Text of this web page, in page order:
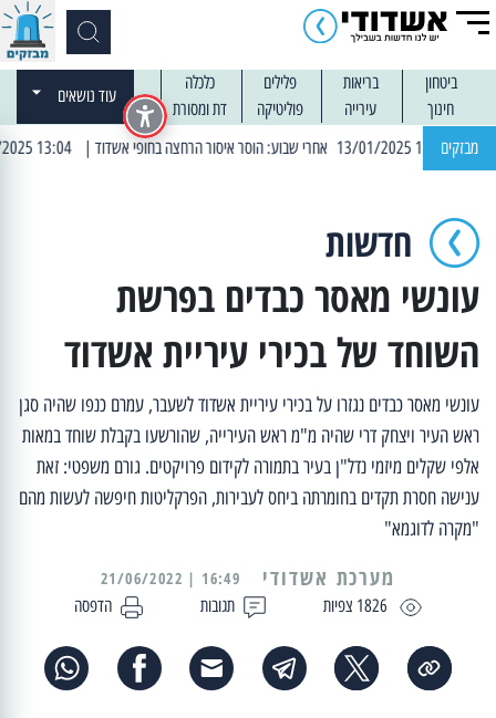
ביטחון בריאות פלילים
כלכלה
חינוך
עירייה פוליטיקה דת ומסורת
עוד נושאים
מבזקים | 13:04 14/01/2025 עובדים בלילות: עבודות קרצוף וריבוד אספלט
חדשות
עונשי מאסר כבדים בפרשת
השוחד של בכירי עיריית אשדוד
עונשי מאסר כבדים נגזרו על בכירי עיריית אשדוד לשעבר, עמרם כנפו שהיה סגן
ראש העיר ויצחק דרי שהיה מ"מ ראש העירייה, שהורשעו בקבלת שוחד במאות
אלפי שקלים מיזמי נדל"ן בעיר בתמורה לקידום פרויקטים. גורם משפטי: זאת
ענישה חסרת תקדים בחומרתה ביחס לעבירות, הפרקליטות חיפשה לעשות מהם
"מקרה לדוגמא"
1826 צפיות תגובות הדפסה
מערכת אשדודי 16:49 | 21/06/2022